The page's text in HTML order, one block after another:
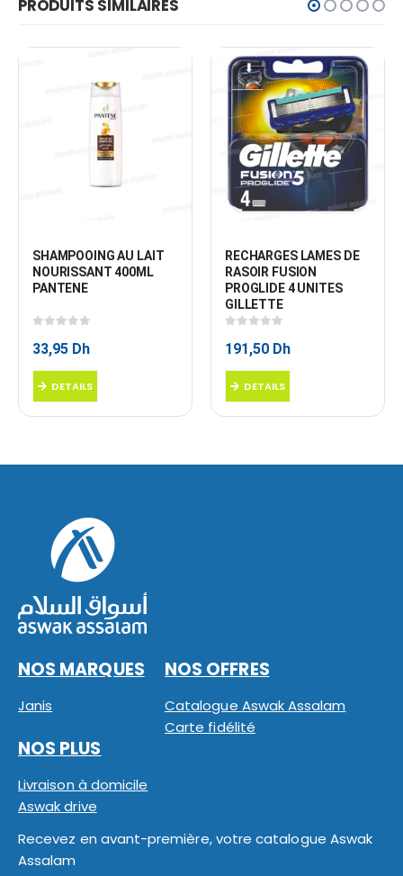
PRODUITS SIMILAIRES
SHAMPOOING AU LAIT
NOURISSANT 400ML
PANTENE
33,95 Dh
DETAILS
RECHARGES LAMES DE
RASOIR FUSION
PROGLIDE 4 UNITES
GILLETTE
191,50 Dh
DETAILS
NOS MARQUES
Janis
NOS OFFRES
Catalogue Aswak Assalam
Carte fidélité
NOS PLUS
Livraison à domicile
Aswak drive
Recevez en avant-première, votre catalogue Aswak
Assalam